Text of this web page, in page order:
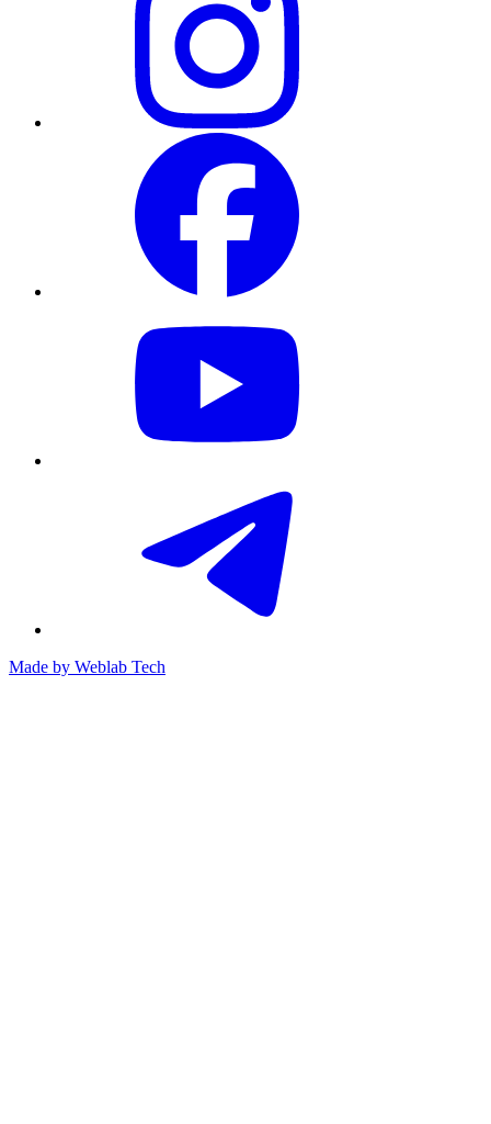
Made by Weblab Tech